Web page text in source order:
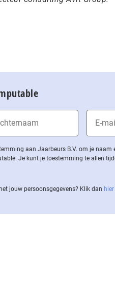
aan Jaarbeurs B.V. om je naam
Je kunt je toestemming te allen
jouw per­soons­ge­ge­vens? Klik dan hier